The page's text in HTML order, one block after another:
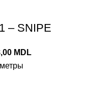
– SNIPE
MDL